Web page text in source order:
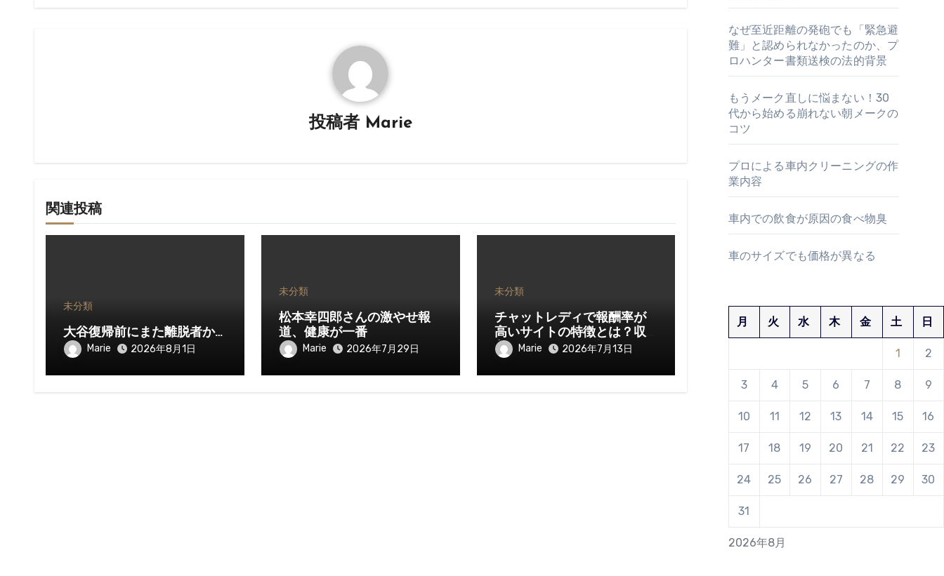
投稿者 Marie
関連投稿
未分類
大谷復帰前にまた離脱者か…
Marie 2026年8月1日
未分類
松本幸四郎さんの激やせ報
道、健康が一番
Marie 2026年7月29日
未分類
チャットレディで報酬率が
高いサイトの特徴とは？収
入を伸ばすために知ってお
きたいポイント
Marie 2026年7月13日
なぜ至近距離の発砲でも「緊急避
難」と認められなかったのか、プ
ロハンター書類送検の法的背景
もうメーク直しに悩まない！30
代から始める崩れない朝メークの
コツ
プロによる車内クリーニングの作
業内容
車内での飲食が原因の食べ物臭
車のサイズでも価格が異なる
2026年8月
月 火 水 木 金 土 日
1 2
3 4 5 6 7 8 9
10 11 12 13 14 15 16
17 18 19 20 21 22 23
24 25 26 27 28 29 30
31